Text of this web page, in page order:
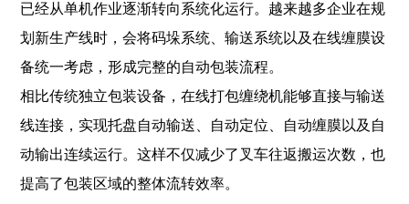
已经从单机作业逐渐转向系统化运行。越来越多企业在规
划新生产线时，会将码垛系统、输送系统以及在线缠膜设
备统一考虑，形成完整的自动包装流程。
相比传统独立包装设备，在线打包缠绕机能够直接与输送
线连接，实现托盘自动输送、自动定位、自动缠膜以及自
动输出连续运行。这样不仅减少了叉车往返搬运次数，也
提高了包装区域的整体流转效率。